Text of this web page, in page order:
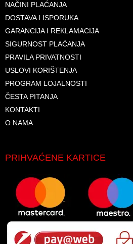
NAČINI PLAĆANJA
DOSTAVA I ISPORUKA
GARANCIJA I REKLAMACIJA
SIGURNOST PLAĆANJA
PRAVILA PRIVATNOSTI
USLOVI KORIŠTENJA
PROGRAM LOJALNOSTI
ČESTA PITANJA
KONTAKTI
O NAMA
PRIHVAĆENE KARTICE